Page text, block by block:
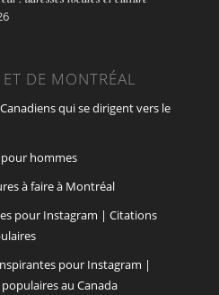
DE MONTRÉAL
qui se dirigent vers le
pour hommes
à faire à Montréal
pour Instagram | Citations
pour Instagram |
au Canada